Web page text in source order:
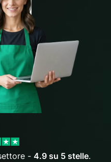
- 4.9 su 5 stelle.